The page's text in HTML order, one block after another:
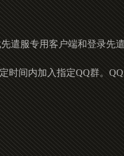
遣服专用客户端和登录先遣
时间内加入指定QQ群。